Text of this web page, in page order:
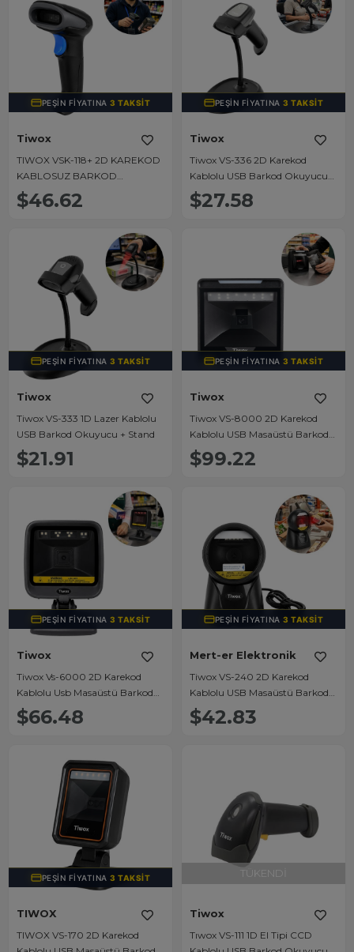
PEŞIN FIYATINA3 TAKSIT
Tiwox
TIWOX VSK-118+ 2D KAREKOD
KABLOSUZ BARKOD
OKUYUCU + MINI USB DONGLE
$46.62
PEŞIN FIYATINA3 TAKSIT
Tiwox
Tiwox VS-336 2D Karekod
Kablolu USB Barkod Okuyucu
Stand
$27.58
PEŞIN FIYATINA3 TAKSIT
Tiwox
Tiwox VS-333 1D Lazer Kablolu
USB Barkod Okuyucu + Stand
$21.91
PEŞIN FIYATINA3 TAKSIT
Tiwox
Tiwox VS-8000 2D Karekod
Kablolu USB Masaüstü Barkod
Okuyucu
$99.22
PEŞIN FIYATINA3 TAKSIT
Tiwox
Tiwox Vs-6000 2D Karekod
Kablolu Usb Masaüstü Barkod
Okuyucu
$66.48
PEŞIN FIYATINA3 TAKSIT
Mert-er Elektronik
Tiwox VS-240 2D Karekod
Kablolu USB Masaüstü Barkod
Okuyucu
$42.83
PEŞIN FIYATINA3 TAKSIT
TIWOX
TIWOX VS-170 2D Karekod
TÜKENDI
Tiwox
Tıwox VS-111 1D El Tipi CCD